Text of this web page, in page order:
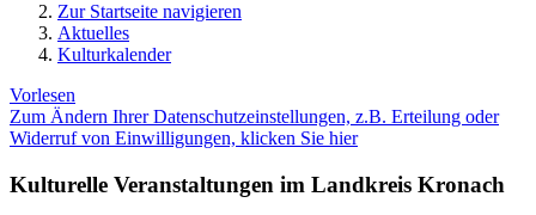
Zur Startseite navigieren
Aktuelles
Kulturkalender
Vorlesen
Zum Ändern Ihrer Datenschutzeinstellungen, z.B. Erteilung oder
Widerruf von Einwilligungen, klicken Sie hier
Kulturelle Veranstaltungen im Landkreis Kronach